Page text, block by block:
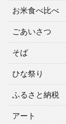
お米食べ比べ
ごあいさつ
そば
ひな祭り
ふるさと納税
アート